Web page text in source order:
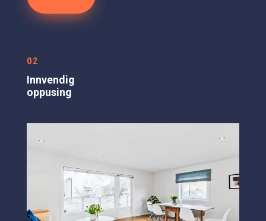
02
Innvendig
oppusing